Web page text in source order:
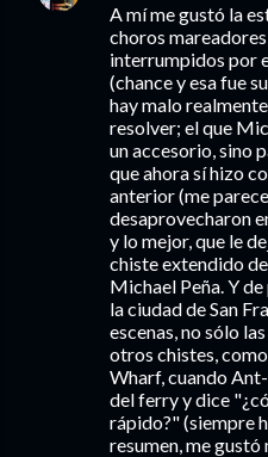
A mí me gustó la
choros
interrumpidos por
(chance y esa fue
hay malo
resolver; el que
un accesorio, sino
que ahora sí hizo
anterior (me
desaprovecharon
y lo mejor, que le
chiste extendido
Michael Peña. Y
la ciudad de San
escenas, no sólo
otros chistes,
Wharf, cuando
del ferry y dice
rápido?" (siempre
resumen, me gustó